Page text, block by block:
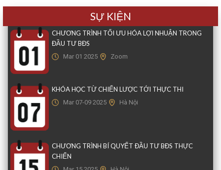
SỰ KIỆN
CHƯƠNG TRÌNH TỐI ƯU HÓA LỢI NHUẬN TRONG
ĐẦU TƯ BĐS
Mar 01 2025 Zoom
KHÓA HỌC TỪ CHIẾN LƯỢC TỚI THỰC THI
Mar 07-09 2025 Hà Nội
CHƯƠNG TRÌNH BÍ QUYẾT ĐẦU TƯ BĐS THỰC
CHIẾN